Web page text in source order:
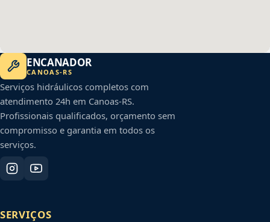
ENCANADOR
CANOAS-RS
Serviços hidráulicos completos com
atendimento 24h em Canoas-RS.
Profissionais qualificados, orçamento sem
compromisso e garantia em todos os
serviços.
SERVIÇOS